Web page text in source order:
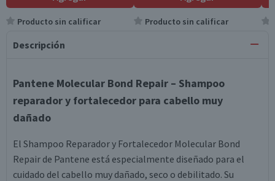
Producto sin calificar Producto sin calificar
Descripción
Pantene Molecular Bond Repair – Shampoo
reparador y fortalecedor para cabello muy
dañado
El Shampoo Reparador y Fortalecedor Molecular Bond
Repair de Pantene está especialmente diseñado para el
cuidado del cabello muy dañado, seco o debilitado. Su